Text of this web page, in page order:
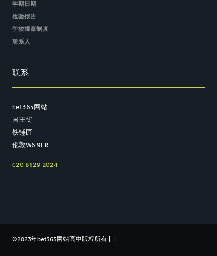
学期日期
检验报告
学校规章制度
联系人
联系
bet365网站
国王街
铁锤匠
伦敦W6 9LR
020 8629 2024
©2023年bet365网站高中版权所有